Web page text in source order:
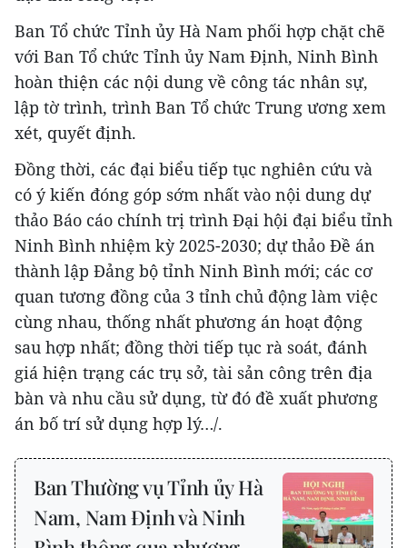
Ban Tổ chức Tỉnh ủy Hà Nam phối hợp chặt chẽ
với Ban Tổ chức Tỉnh ủy Nam Định, Ninh Bình
hoàn thiện các nội dung về công tác nhân sự,
lập tờ trình, trình Ban Tổ chức Trung ương xem
xét, quyết định.
Đồng thời, các đại biểu tiếp tục nghiên cứu và
có ý kiến đóng góp sớm nhất vào nội dung dự
thảo Báo cáo chính trị trình Đại hội đại biểu tỉnh
Ninh Bình nhiệm kỳ 2025-2030; dự thảo Đề án
thành lập Đảng bộ tỉnh Ninh Bình mới; các cơ
quan tương đồng của 3 tỉnh chủ động làm việc
cùng nhau, thống nhất phương án hoạt động
sau hợp nhất; đồng thời tiếp tục rà soát, đánh
giá hiện trạng các trụ sở, tài sản công trên địa
bàn và nhu cầu sử dụng, từ đó đề xuất phương
án bố trí sử dụng hợp lý…/.
Ban Thường vụ Tỉnh ủy Hà
Nam, Nam Định và Ninh